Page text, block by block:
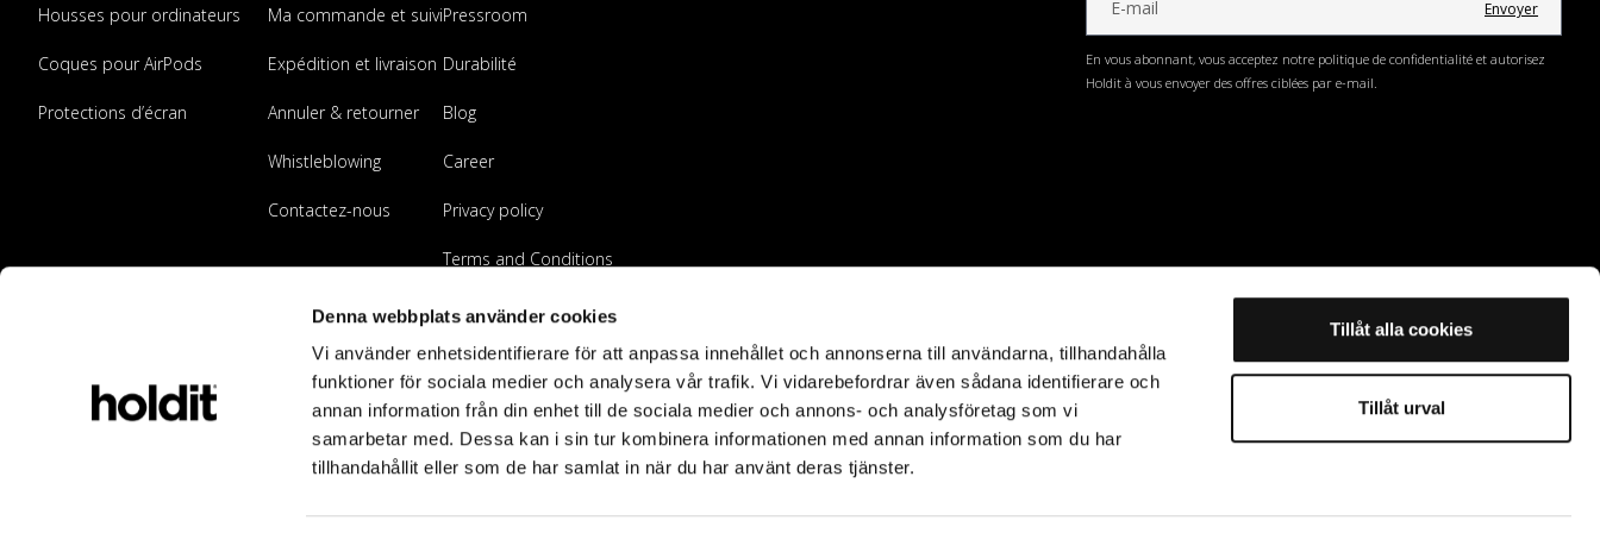
Denna webbplats använder cookies
Vi använder enhetsidentifierare för att anpassa innehållet och annonserna till användarna, tillhandahålla
funktioner för sociala medier och analysera vår trafik. Vi vidarebefordrar även sådana identifierare och
annan information från din enhet till de sociala medier och annons- och analysföretag som vi
samarbetar med. Dessa kan i sin tur kombinera informationen med annan information som du har
tillhandahållit eller som de har samlat in när du har använt deras tjänster.
Tillåt alla cookies
Tillåt urval
Housses pour ordinateurs
Coques pour AirPods
Protections d’écran
Ma commande et suivi
Expédition et livraison
Annuler & retourner
Whistleblowing
Contactez-nous
Pressroom
Durabilité
Blog
Career
Privacy policy
Terms and Conditions
Devenir revendeur
Envoyer
En vous abonnant, vous acceptez notre politique de confidentialité et autorisez
Holdit à vous envoyer des offres ciblées par e-mail.
©2023 Holdit AB